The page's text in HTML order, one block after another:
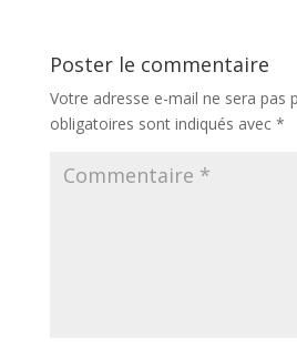
Poster le commentaire
Votre adresse e-mail ne sera pas
obligatoires sont indiqués avec *